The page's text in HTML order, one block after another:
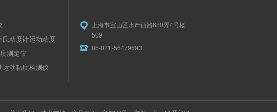
氏粘度计运动粘度
技术参数
测定仪
运动粘度检测仪
上海市宝山区水产西路680弄4号楼
509
86-021-56479693